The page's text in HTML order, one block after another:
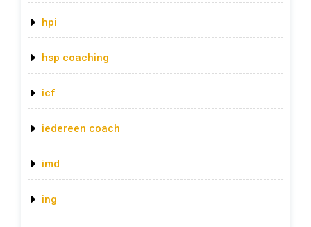
hpi
hsp coaching
icf
iedereen coach
imd
ing